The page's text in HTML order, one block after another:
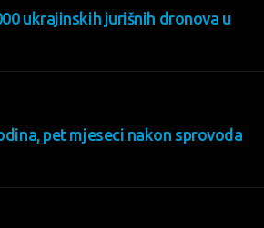
ukrajinskih jurišnih dronova u
pet mjeseci nakon sprovoda